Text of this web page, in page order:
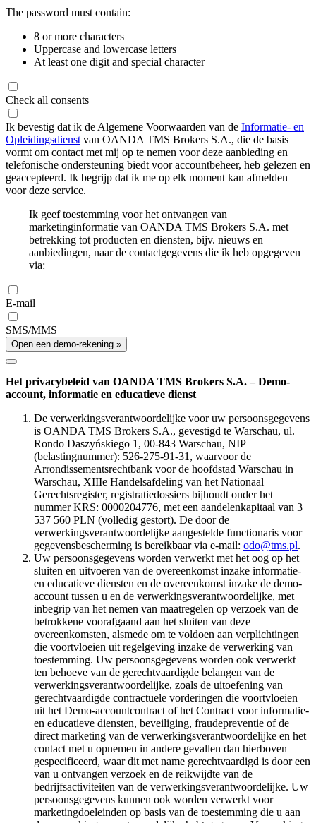
The password must contain:
8 or more characters
Uppercase and lowercase letters
At least one digit and special character
Check all consents
Ik bevestig dat ik de Algemene Voorwaarden van de Informatie- en
Opleidingsdienst van OANDA TMS Brokers S.A., die de basis
vormt om contact met mij op te nemen voor deze aanbieding en
telefonische ondersteuning biedt voor accountbeheer, heb gelezen en
geaccepteerd. Ik begrijp dat ik me op elk moment kan afmelden
voor deze service.
Ik geef toestemming voor het ontvangen van
marketinginformatie van OANDA TMS Brokers S.A. met
betrekking tot producten en diensten, bijv. nieuws en
aanbiedingen, naar de contactgegevens die ik heb opgegeven
via:
E-mail
SMS/MMS
Open een demo-rekening »
Het privacybeleid van OANDA TMS Brokers S.A. – Demo-
account, informatie en educatieve dienst
De verwerkingsverantwoordelijke voor uw persoonsgegevens
is OANDA TMS Brokers S.A., gevestigd te Warschau, ul.
Rondo Daszyńskiego 1, 00-843 Warschau, NIP
(belastingnummer): 526-275-91-31, waarvoor de
Arrondissementsrechtbank voor de hoofdstad Warschau in
Warschau, XIIIe Handelsafdeling van het Nationaal
Gerechtsregister, registratiedossiers bijhoudt onder het
nummer KRS: 0000204776, met een aandelenkapitaal van 3
537 560 PLN (volledig gestort). De door de
verwerkingsverantwoordelijke aangestelde functionaris voor
gegevensbescherming is bereikbaar via e-mail: odo@tms.pl.
Uw persoonsgegevens worden verwerkt met het oog op het
sluiten en uitvoeren van de overeenkomst inzake informatie-
en educatieve diensten en de overeenkomst inzake de demo-
account tussen u en de verwerkingsverantwoordelijke, met
inbegrip van het nemen van maatregelen op verzoek van de
betrokkene voorafgaand aan het sluiten van deze
overeenkomsten, alsmede om te voldoen aan verplichtingen
die voortvloeien uit regelgeving inzake de verwerking van
toestemming. Uw persoonsgegevens worden ook verwerkt
ten behoeve van de gerechtvaardigde belangen van de
verwerkingsverantwoordelijke, zoals de uitoefening van
gerechtvaardigde contractuele vorderingen die voortvloeien
uit het Demo-accountcontract of het Contract voor informatie-
en educatieve diensten, beveiliging, fraudepreventie of de
direct marketing van de verwerkingsverantwoordelijke en het
contact met u opnemen in andere gevallen dan hierboven
gespecificeerd, waar dit met name gerechtvaardigd is door een
van u ontvangen verzoek en de reikwijdte van de
bedrijfsactiviteiten van de verwerkingsverantwoordelijke. Uw
persoonsgegevens kunnen ook worden verwerkt voor
marketingdoeleinden op basis van de toestemming die u aan